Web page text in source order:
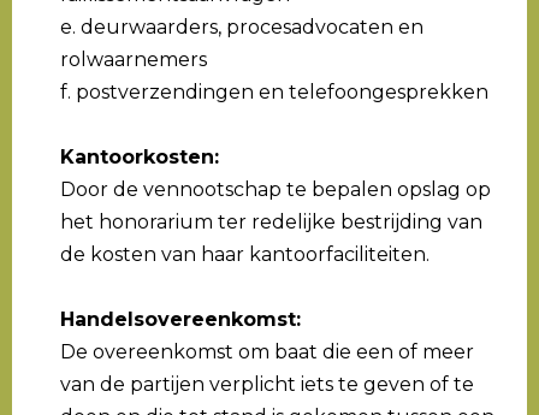
e. deurwaarders, procesadvocaten en
rolwaarnemers
f. postverzendingen en telefoongesprekken
Kantoorkosten:
Door de vennootschap te bepalen opslag op
het honorarium ter redelijke bestrijding van
de kosten van haar kantoorfaciliteiten.
Handelsovereenkomst:
De overeenkomst om baat die een of meer
van de partijen verplicht iets te geven of te